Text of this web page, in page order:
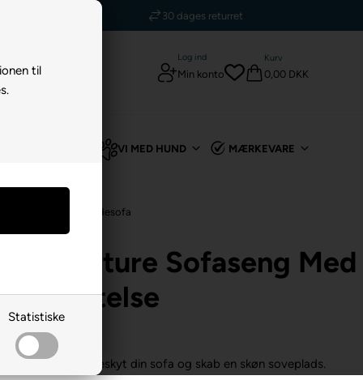
til
Statistiske
5 stjerner - Trustpilot
Log ind
Min konto
Kurv
0,00 DKK
VI MED HUND MÆRKEVARE
Hundesofa
Furniture Sofaseng Med
til din hund. Beskyt din sofa og skab en skøn soveplads.